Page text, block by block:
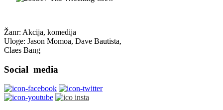
Žanr: Akcija, komedija
Uloge: Jason Momoa, Dave Bautista,
Claes Bang
Social media